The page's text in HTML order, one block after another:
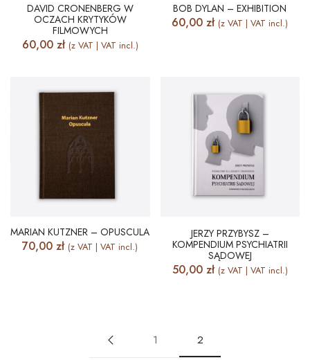
DAVID CRONENBERG W
OCZACH KRYTYKÓW
FILMOWYCH
60,00 zł (z VAT | VAT incl.)
BOB DYLAN – EXHIBITION
60,00zł (z VAT | VAT incl.)
MARIAN KUTZNER – OPUSCULA
70,00zł (z VAT | VAT incl.)
JERZY PRZYBYSZ –
KOMPENDIUM PSYCHIATRII
SĄDOWEJ
50,00 zł (z VAT | VAT incl.)
1 2